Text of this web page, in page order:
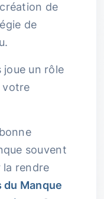
de
de
joue un rôle
votre
souvent
rendre
du Manque